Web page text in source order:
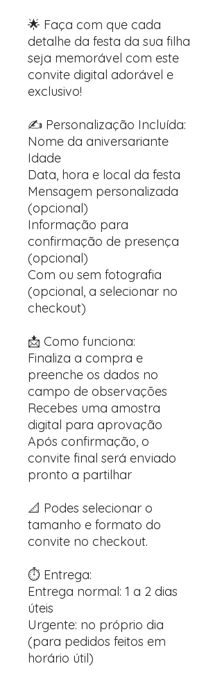
🌟 Faça com que cada
detalhe da festa da sua filha
seja memorável com este
convite digital adorável e
exclusivo!
✍️ Personalização Incluída:
Nome da aniversariante
Idade
Data, hora e local da festa
Mensagem personalizada
(opcional)
Informação para
confirmação de presença
(opcional)
Com ou sem fotografia
(opcional, a selecionar no
checkout)
📩 Como funciona:
Finaliza a compra e
preenche os dados no
campo de observações
Recebes uma amostra
digital para aprovação
Após confirmação, o
convite final será enviado
pronto a partilhar
📐 Podes selecionar o
tamanho e formato do
convite no checkout.
⏱️ Entrega:
Entrega normal: 1 a 2 dias
úteis
Urgente: no próprio dia
(para pedidos feitos em
horário útil)